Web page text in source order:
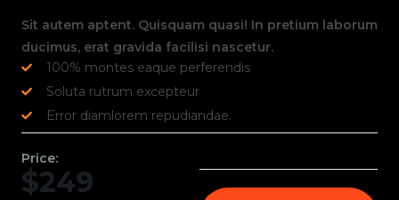
Sit autem aptent. Quisquam quasi! In pretium laborum
ducimus, erat gravida facilisi nascetur.
100% montes eaque perferendis
Soluta rutrum excepteur
Error diamlorem repudiandae.
Price:
$249